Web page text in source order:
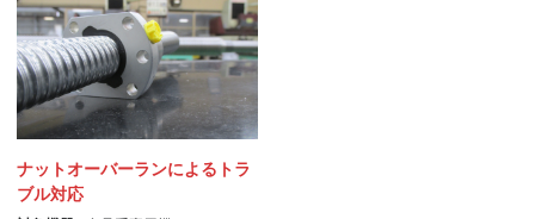
ナットオーバーランによるトラ
ブル対応